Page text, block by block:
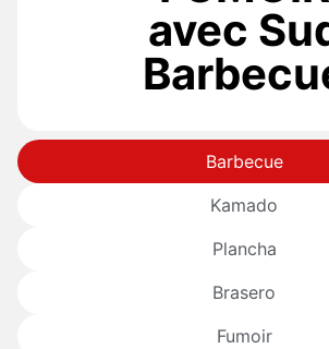
avec
Barbecue
Kamado
Plancha
Brasero
Fumoir